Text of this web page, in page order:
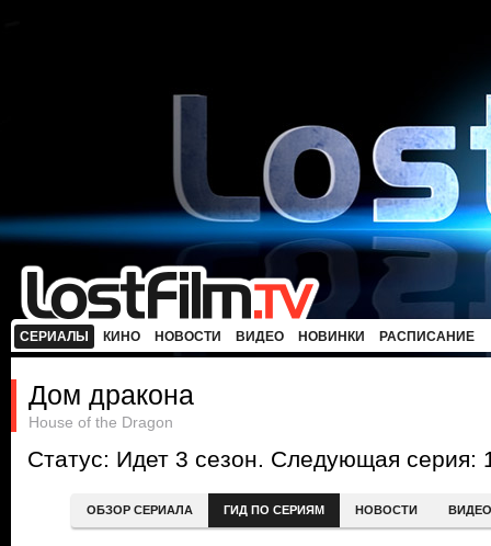
СЕРИАЛЫ КИНО НОВОСТИ ВИДЕО НОВИНКИ РАСПИСАНИЕ
Дом дракона
House of the Dragon
Статус: Идет 3 сезон. Следующая серия:
ОБЗОР СЕРИАЛА ГИД ПО СЕРИЯМ НОВОСТИ ВИДЕО